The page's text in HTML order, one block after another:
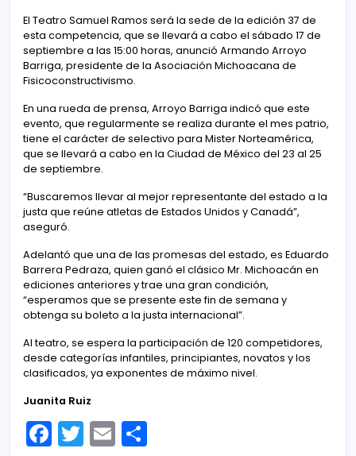
El Teatro Samuel Ramos será la sede de la edición 37 de
esta competencia, que se llevará a cabo el sábado 17 de
septiembre a las 15:00 horas, anunció Armando Arroyo
Barriga, presidente de la Asociación Michoacana de
Fisicoconstructivismo.
En una rueda de prensa, Arroyo Barriga indicó que este
evento, que regularmente se realiza durante el mes patrio,
tiene el carácter de selectivo para Mister Norteamérica,
que se llevará a cabo en la Ciudad de México del 23 al 25
de septiembre.
“Buscaremos llevar al mejor representante del estado a la
justa que reúne atletas de Estados Unidos y Canadá”,
aseguró.
Adelantó que una de las promesas del estado, es Eduardo
Barrera Pedraza, quien ganó el clásico Mr. Michoacán en
ediciones anteriores y trae una gran condición,
“esperamos que se presente este fin de semana y
obtenga su boleto a la justa internacional”.
Al teatro, se espera la participación de 120 competidores,
desde categorías infantiles, principiantes, novatos y los
clasificados, ya exponentes de máximo nivel.
Juanita Ruiz
F T E